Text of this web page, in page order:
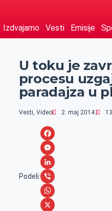
Izdvajamo Vesti Emisije
U toku je
procesu
paradajza u
Vesti, Video 2. maj 2014.
Podeli:
F
a
c
e
b
M
e
s
s
L
i
n
V
iW